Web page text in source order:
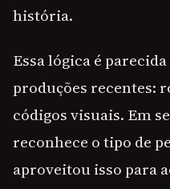
história.
Essa lógica é
produções recentes:
códigos visuais. Em
reconhece o tipo de
aproveitou isso para